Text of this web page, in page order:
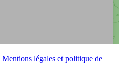
Mentions légales et politique de